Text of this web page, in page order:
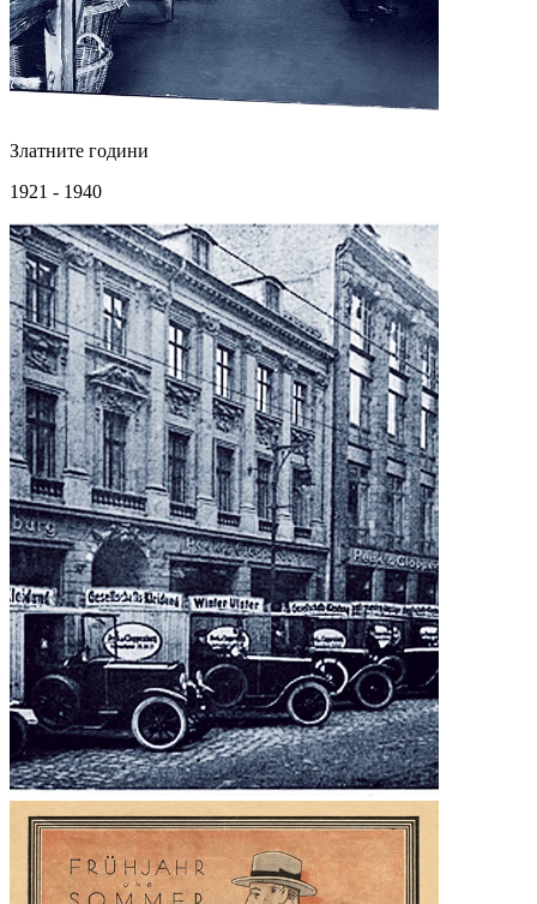
Златните години
1921 - 1940